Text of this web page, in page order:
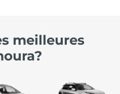
meilleures